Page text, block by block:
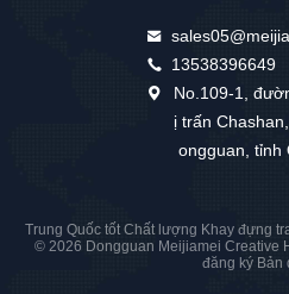
13538396649
No.109-1,
ị trấn
ongguan, tỉnh
Trung Quốc tốt Chất lượng Khay đựng
© 2026 Dongguan Meijiamei Creative
đăng ký Bản